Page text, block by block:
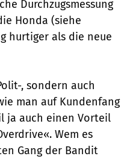
Durchzugsmessung
Honda (siehe
hurtiger als die neue
, sondern auch
man auf Kundenfang
ja auch einen Vorteil
Wem es
Gang der Bandit